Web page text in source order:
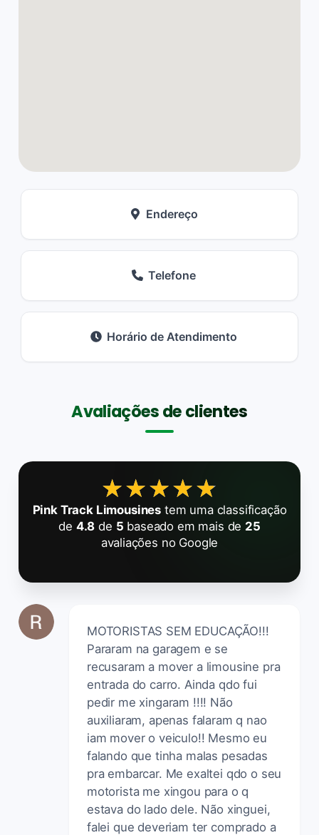
Endereço
Telefone
Horário de Atendimento
Avaliações de clientes
★★★★★
★★★★★
Pink Track Limousines tem uma classificação
de 4.8 de 5 baseado em mais de 25
avaliações no Google
MOTORISTAS SEM EDUCAÇÃO!!!
Pararam na garagem e se
recusaram a mover a limousine pra
entrada do carro. Ainda qdo fui
pedir me xingaram !!!! Não
auxiliaram, apenas falaram q nao
iam mover o veiculo!! Mesmo eu
falando que tinha malas pesadas
pra embarcar. Me exaltei qdo o seu
motorista me xingou para o q
estava do lado dele. Não xinguei,
falei que deveriam ter comprado a